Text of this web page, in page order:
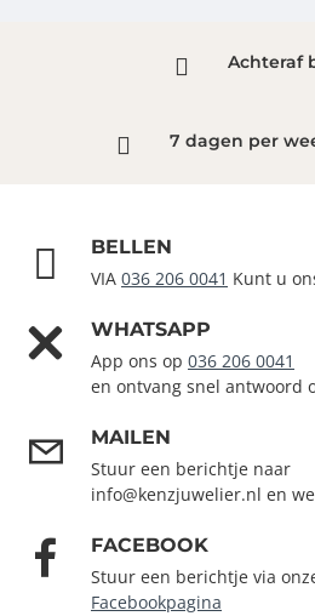
Achteraf
7 dagen per
BELLEN
VIA 036 206 0041 Kunt u
WHATSAPP
App ons op 036 206 0041
en ontvang snel antwoord
MAILEN
Stuur een berichtje naar
info@kenzjuwelier.nl en
FACEBOOK
Stuur een berichtje via
Facebookpagina